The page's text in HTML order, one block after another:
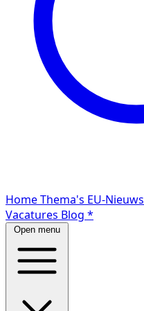
HomeThema's EU-Nieuws
Vacatures Blog *
Open menu